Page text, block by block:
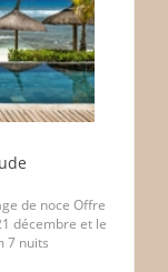
de noce Offre
décembre et le
7 nuits